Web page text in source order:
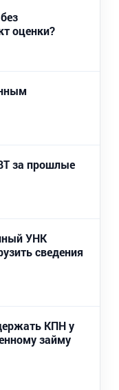
оценки?
за прошлые
УНК
сведения
КПН у
займу